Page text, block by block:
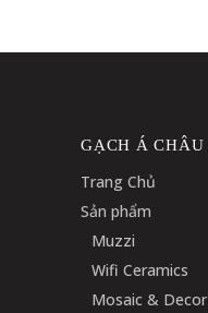
GẠCH Á CHÂU
Trang Chủ
Sản phẩm
Muzzi
Wifi Ceramics
Mosaic & Decor